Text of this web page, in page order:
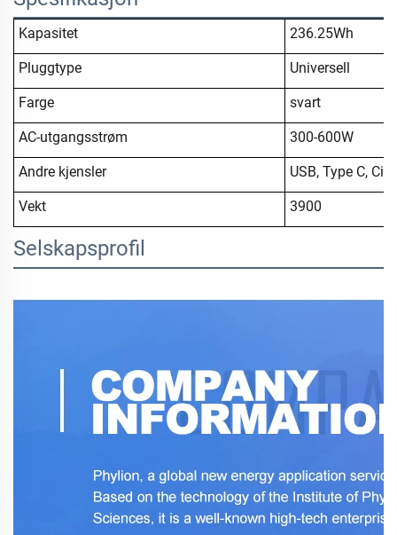
Kapasitet 236.25Wh
Pluggtype Universell
Farge svart
AC-utgangsstrøm 300-600W
Andre kjensler USB, Type C,
Vekt 3900
Selskapsprofil